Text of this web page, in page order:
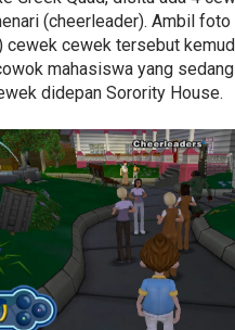
(cheerleader). Ambil
cewek cewek tersebut
mahasiswa yang
didepan Sorority House.